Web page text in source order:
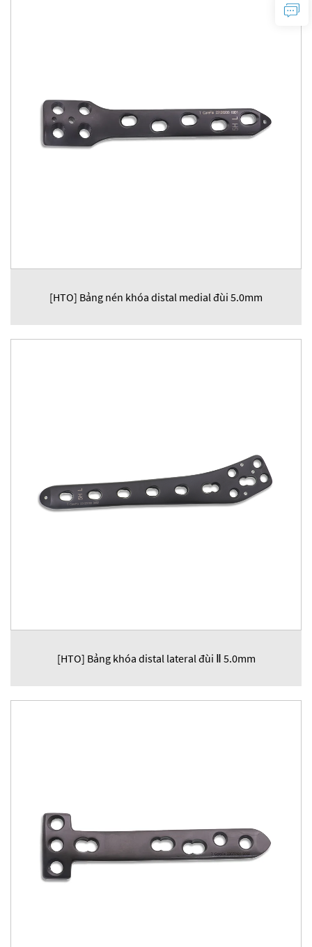
[HTO] Bảng nén khóa distal medial đùi 5.0mm
[HTO] Bảng khóa distal lateral đùi Ⅱ 5.0mm